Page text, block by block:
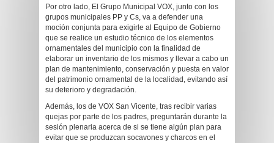
Por otro lado, El Grupo Municipal VOX, junto con los
grupos municipales PP y Cs, va a defender una
moción conjunta para exigirle al Equipo de Gobierno
que se realice un estudio técnico de los elementos
ornamentales del municipio con la finalidad de
elaborar un inventario de los mismos y llevar a cabo un
plan de mantenimiento, conservación y puesta en valor
del patrimonio ornamental de la localidad, evitando así
su deterioro y degradación.
Además, los de VOX San Vicente, tras recibir varias
quejas por parte de los padres, preguntarán durante la
sesión plenaria acerca de si se tiene algún plan para
evitar que se produzcan socavones y charcos en el